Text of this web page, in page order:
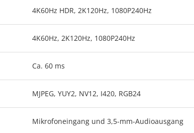
4K60Hz HDR, 2K120Hz, 1080P240Hz
4K60Hz, 2K120Hz, 1080P240Hz
Ca. 60 ms
MJPEG, YUY2, NV12, I420, RGB24
Mikrofoneingang und 3,5-mm-Audioausgang